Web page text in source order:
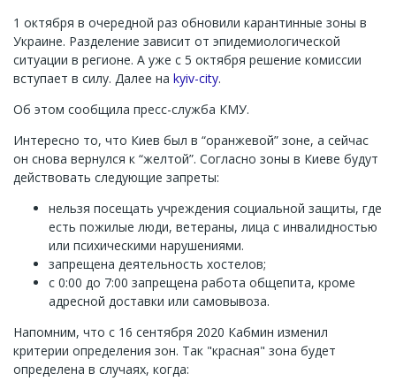
1 октября в очередной раз обновили карантинные зоны в
Украине. Разделение зависит от эпидемиологической
ситуации в регионе. А уже с 5 октября решение комиссии
вступает в силу. Далее на kyiv-city.
Об этом сообщила пресс-служба КМУ.
Интересно то, что Киев был в “оранжевой” зоне, а сейчас
он снова вернулся к “желтой”. Согласно зоны в Киеве будут
действовать следующие запреты:
нельзя посещать учреждения социальной защиты, где
есть пожилые люди, ветераны, лица с инвалидностью
или психическими нарушениями.
запрещена деятельность хостелов;
с 0:00 до 7:00 запрещена работа общепита, кроме
адресной доставки или самовывоза.
Напомним, что с 16 сентября 2020 Кабмин изменил
критерии определения зон. Так "красная" зона будет
определена в случаях, когда: